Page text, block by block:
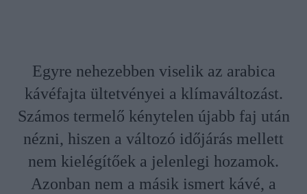
Egyre nehezebben viselik az arabica
kávéfajta ültetvényei a klímaváltozást.
Számos termelő kénytelen újabb faj után
nézni, hiszen a változó időjárás mellett
nem kielégítőek a jelenlegi hozamok.
Azonban nem a másik ismert kávé, a